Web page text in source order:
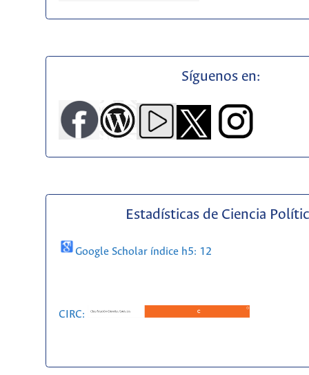
Síguenos en:
Estadísticas de Ciencia
Google Scholar índice h5: 12
CIRC: